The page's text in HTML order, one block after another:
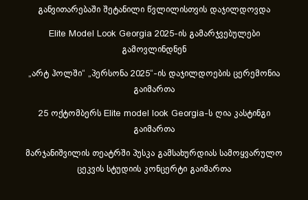
განვითარებაში შეტანილი წვლილისთვის დაჯილდოვდა
Elite Model Look Georgia 2025-ის გამარჯვებულები
გამოვლინდნენ
„არტ ჰოლში“ „პერსონა 2025“-ის დაჯილდოების ცერემონია
გაიმართა
25 ოქტომბერს Elite model look Georgia-ს ღია კასტინგი
გაიმართა
მარჯანიშვილის თეატრში პუსკა გამსახურდიას სამოყვარულო
ცეკვის სტუდიის კონცერტი გაიმართა